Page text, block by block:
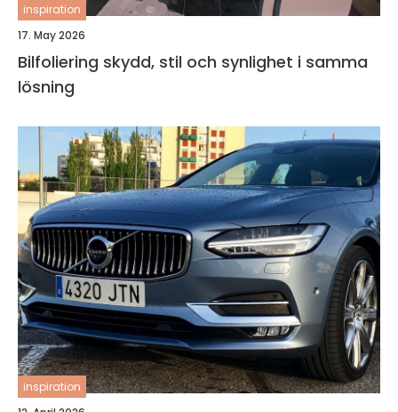
inspiration
17. May 2026
Bilfoliering skydd, stil och synlighet i samma
lösning
inspiration